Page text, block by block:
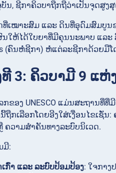
ບັນ, ຊີກາຄິວບາຖືກຖືວ່າເປັນຈຸດສູ
ເໝາະສົມ ແລະ ດິນທີ່ອຸດົມສົມບູນຂ
ໃຫ້ໄດ້ໃບຍາທີ່ມີຄຸນນະພາບ ແລະ
(ຄົນຫໍ່ຊີກາ) ຫໍ່ແຕ່ລະຊີກາດ້ວຍມື
3: ຄິວບາມີ 9 ແຫ່
ກຂອງ UNESCO ແມ່ນສະຖານ
ຖືກເລືອກໂດຍອີງໃສ່ເງື່ອນໄຂເ
ຄວາມສຳຄັນທາງລະບົບນິເວດ.
ມີ:
ກົ່າ ແລະ ລະບົບປ້ອມປ້ອງ: ໃຈກາ